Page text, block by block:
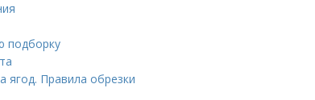
подборку
ягод. Правила обрезки